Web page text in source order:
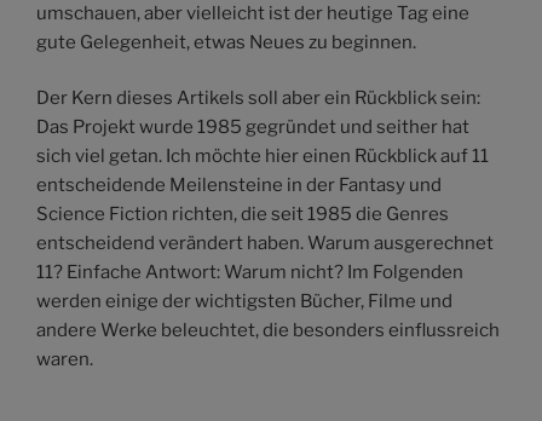
umschauen, aber vielleicht ist der heutige Tag eine
gute Gelegenheit, etwas Neues zu beginnen.
Der Kern dieses Artikels soll aber ein Rückblick sein:
Das Projekt wurde 1985 gegründet und seither hat
sich viel getan. Ich möchte hier einen Rückblick auf 11
entscheidende Meilensteine in der Fantasy und
Science Fiction richten, die seit 1985 die Genres
entscheidend verändert haben. Warum ausgerechnet
11? Einfache Antwort: Warum nicht? Im Folgenden
werden einige der wichtigsten Bücher, Filme und
andere Werke beleuchtet, die besonders einflussreich
waren.